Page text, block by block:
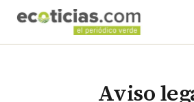
Aviso